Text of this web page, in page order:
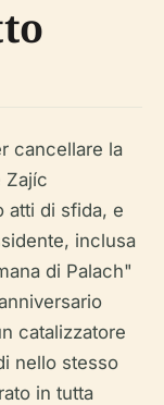
cancellare la
Zajíc
atti di sfida, e
inclusa
di Palach"
catalizzatore
nello stesso
in tutta